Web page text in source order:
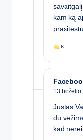
kam ką
6
13 birželio,
Justas
du
kad